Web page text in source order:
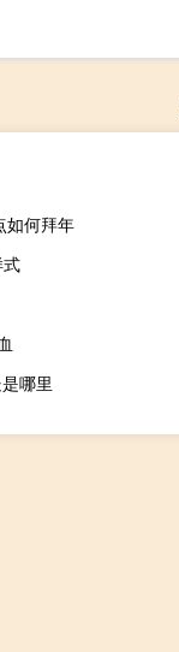
如何拜年
哪里